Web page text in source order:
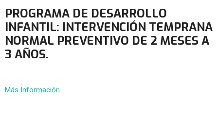
PROGRAMA DE DESARROLLO
INFANTIL: INTERVENCIÓN TEMPRANA
NORMAL PREVENTIVO DE 2 MESES A
3 AÑOS.
Más Información